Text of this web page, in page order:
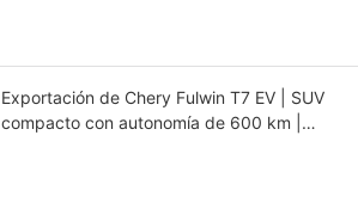
Exportación de Chery Fulwin T7 EV | SUV
compacto con autonomía de 600 km |